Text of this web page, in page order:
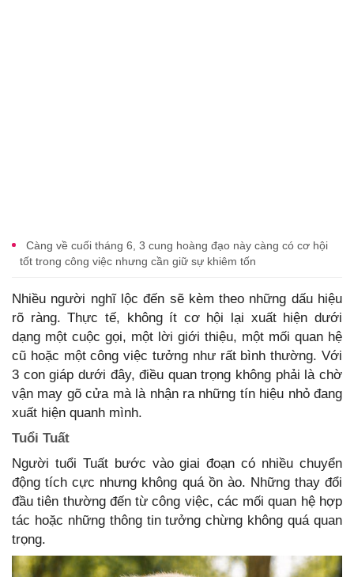
Càng về cuối tháng 6, 3 cung hoàng đạo này càng có cơ hội
tốt trong công việc nhưng cần giữ sự khiêm tốn
Nhiều người nghĩ lộc đến sẽ kèm theo những dấu hiệu
rõ ràng. Thực tế, không ít cơ hội lại xuất hiện dưới
dạng một cuộc gọi, một lời giới thiệu, một mối quan hệ
cũ hoặc một công việc tưởng như rất bình thường. Với
3 con giáp dưới đây, điều quan trọng không phải là chờ
vận may gõ cửa mà là nhận ra những tín hiệu nhỏ đang
xuất hiện quanh mình.
Tuổi Tuất
Người tuổi Tuất bước vào giai đoạn có nhiều chuyển
động tích cực nhưng không quá ồn ào. Những thay đổi
đầu tiên thường đến từ công việc, các mối quan hệ hợp
tác hoặc những thông tin tưởng chừng không quá quan
trọng.